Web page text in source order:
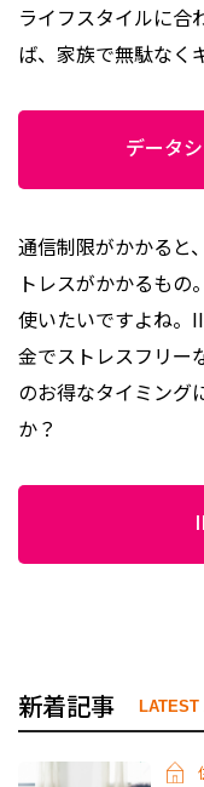
ライフスタイルに合
ば、家族で無駄なく
データ
通信制限がかかると
トレスがかかるもの
使いたいですよね。
金でストレスフリー
のお得なタイミング
か？
新着記事 LATEST